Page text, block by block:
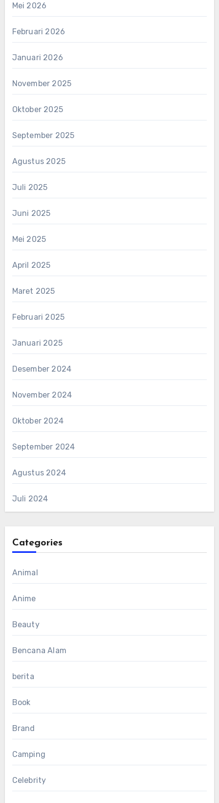
Mei 2026
Februari 2026
Januari 2026
November 2025
Oktober 2025
September 2025
Agustus 2025
Juli 2025
Juni 2025
Mei 2025
April 2025
Maret 2025
Februari 2025
Januari 2025
Desember 2024
November 2024
Oktober 2024
September 2024
Agustus 2024
Juli 2024
Categories
Animal
Anime
Beauty
Bencana Alam
berita
Book
Brand
Camping
Celebrity